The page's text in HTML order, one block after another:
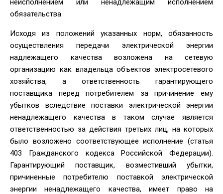
обязательства.
Исходя из положений указанных норм, обязанность
осуществления передачи электрической энергии
надлежащего качества возложена на сетевую
организацию как владельца объектов электросетевого
хозяйства, а ответственность гарантирующего
поставщика перед потребителем за причинение ему
убытков вследствие поставки электрической энергии
ненадлежащего качества в таком случае является
ответственностью за действия третьих лиц, на которых
было возложено соответствующее исполнение (статья
403 Гражданского кодекса Российской Федерации).
Гарантирующий поставщик, возместивший убытки,
причиненные потребителю поставкой электрической
энергии ненадлежащего качества, имеет право на